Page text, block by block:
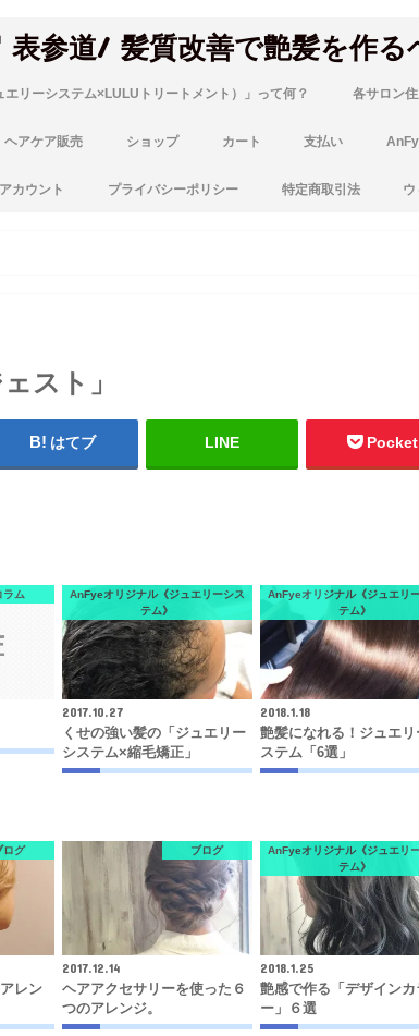
表参道/ 髪質改善で艶髪を作
リーシステム×LULUトリートメント）」って何？ 各サロン
ヘアケア販売 ショップ カート 支払い
カウント プライバシーポリシー 特定商取引法 ウ
スト」
はてブ LINE Pocket
ラム
AnFyeオリジナル《ジュエリーシス
テム》
2017.10.27
くせの強い髪の「ジュエリー
システム×縮毛矯正」
AnFyeオリジナル《ジュエリ
テム》
2018.1.18
艶髪になれる！ジュエリ
ステム「6選」
ログ
レン
ブログ
2017.12.14
ヘアアクセサリーを使った６
つのアレンジ。
AnFyeオリジナル《ジュエリ
テム》
2018.1.25
艶感で作る「デザインカ
ー」６選